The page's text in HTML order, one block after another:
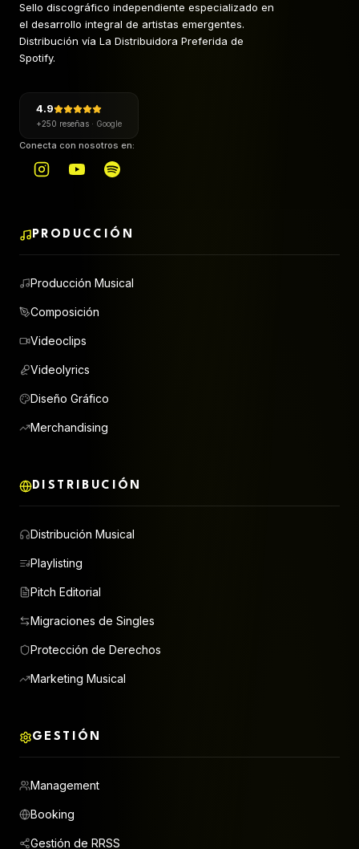
Sello discográfico independiente especializado en
el desarrollo integral de artistas emergentes.
Distribución vía La Distribuidora Preferida de
Spotify.
4.9
+250 reseñas · Google
Conecta con nosotros en:
PRODUCCIÓN
Producción Musical
Composición
Videoclips
Videolyrics
Diseño Gráfico
Merchandising
DISTRIBUCIÓN
Distribución Musical
Playlisting
Pitch Editorial
Migraciones de Singles
Protección de Derechos
Marketing Musical
GESTIÓN
Management
Booking
Gestión de RRSS